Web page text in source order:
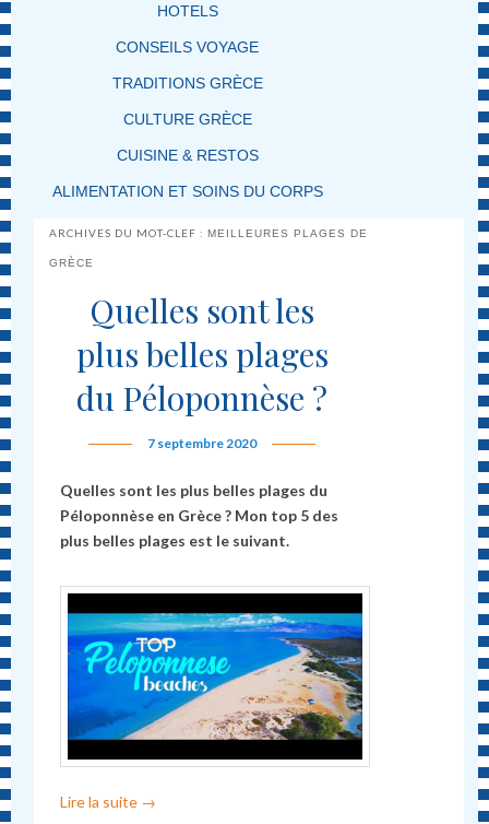
HOTELS
CONSEILS VOYAGE
TRADITIONS GRÈCE
CULTURE GRÈCE
CUISINE & RESTOS
ALIMENTATION ET SOINS DU CORPS
ARCHIVES DU MOT-CLEF :MEILLEURES PLAGES DE
GRÈCE
Quelles sont les
plus belles plages
du Péloponnèse ?
7 septembre 2020
Quelles sont les plus belles plages du
Péloponnèse en Grèce ? Mon top 5 des
plus belles plages est le suivant.
Lire la suite →